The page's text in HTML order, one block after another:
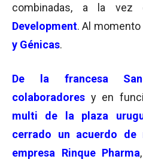
combinadas, a la
Development. Al momento
y Génicas.
De la francesa
colaboradores y en
multi de la plaza
cerrado un acuerdo de
empresa Rinque Pharma